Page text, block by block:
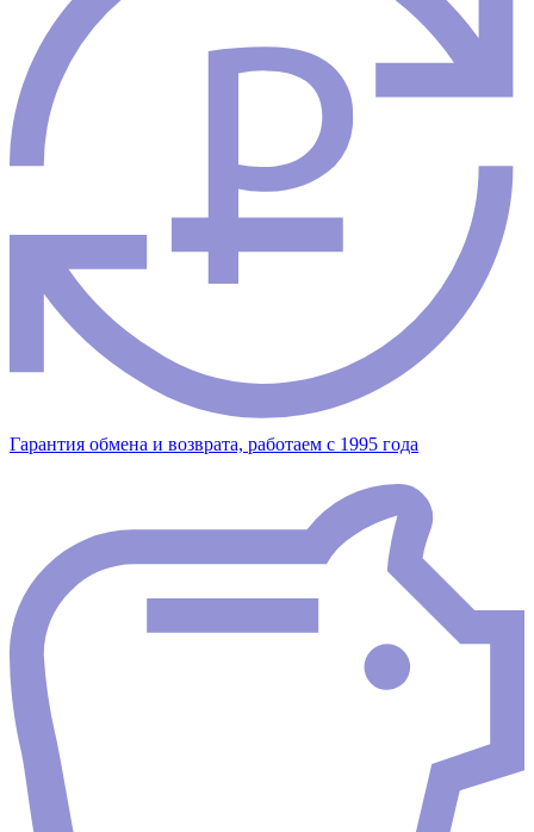
Гарантия обмена и возврата, работаем с 1995 года